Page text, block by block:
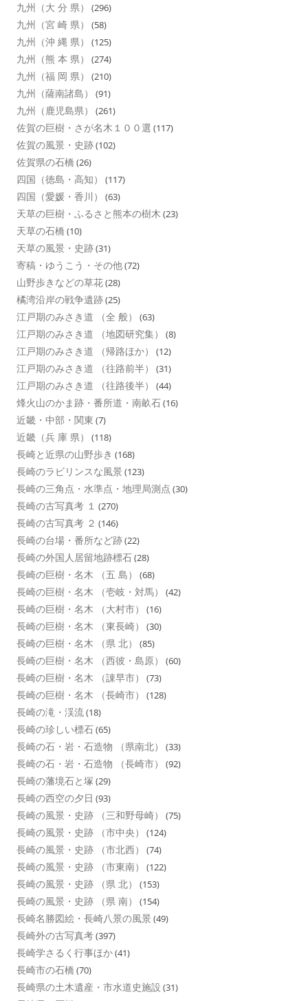
九州（大 分 県） (296)
九州（宮 崎 県） (58)
九州（沖 縄 県） (125)
九州（熊 本 県） (274)
九州（福 岡 県） (210)
九州（薩南諸島） (91)
九州（鹿児島県） (261)
佐賀の巨樹・さが名木１００選 (117)
佐賀の風景・史跡(102)
佐賀県の石橋 (26)
四国（徳島・高知） (117)
四国（愛媛・香川） (63)
天草の巨樹・ふるさと熊本の樹木 (23)
天草の石橋 (10)
天草の風景・史跡(31)
寄稿・ゆうこう・その他(72)
山野歩きなどの草花(28)
橘湾沿岸の戦争遺跡(25)
江戸期のみさき道 （全 般） (63)
江戸期のみさき道 （地図研究集） (8)
江戸期のみさき道 （帰路ほか） (12)
江戸期のみさき道 （往路前半） (31)
江戸期のみさき道 （往路後半） (44)
烽火山のかま跡・番所道・南畝石(16)
近畿・中部・関東 (7)
近畿（兵 庫 県） (118)
長崎と近県の山野歩き (168)
長崎のラビリンスな風景 (123)
長崎の三角点・水準点・地理局測点 (30)
長崎の古写真考 １ (270)
長崎の古写真考 ２ (146)
長崎の台場・番所など跡(22)
長崎の外国人居留地跡標石(28)
長崎の巨樹・名木 （五 島） (68)
長崎の巨樹・名木 （壱岐・対馬） (42)
長崎の巨樹・名木 （大村市） (16)
長崎の巨樹・名木 （東長崎） (30)
長崎の巨樹・名木 （県 北） (85)
長崎の巨樹・名木 （西彼・島原） (60)
長崎の巨樹・名木 （諌早市） (73)
長崎の巨樹・名木 （長崎市） (128)
長崎の滝・渓流(18)
長崎の珍しい標石(65)
長崎の石・岩・石造物 （県南北） (33)
長崎の石・岩・石造物 （長崎市） (92)
長崎の藩境石と塚 (29)
長崎の西空の夕日 (93)
長崎の風景・史跡 （三和野母崎） (75)
長崎の風景・史跡 （市中央） (124)
長崎の風景・史跡 （市北西） (74)
長崎の風景・史跡 （市東南） (122)
長崎の風景・史跡 （県 北） (153)
長崎の風景・史跡 （県 南） (154)
長崎名勝図絵・長崎八景の風景 (49)
長崎外の古写真考(397)
長崎学さるく行事ほか(41)
長崎市の石橋 (70)
長崎県の土木遺産・市水道史施設 (31)